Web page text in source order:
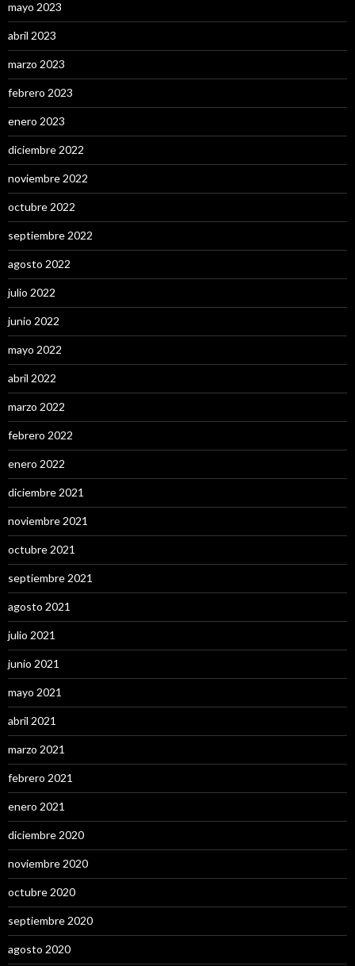
mayo 2023
abril 2023
marzo 2023
febrero 2023
enero 2023
diciembre 2022
noviembre 2022
octubre 2022
septiembre 2022
agosto 2022
julio 2022
junio 2022
mayo 2022
abril 2022
marzo 2022
febrero 2022
enero 2022
diciembre 2021
noviembre 2021
octubre 2021
septiembre 2021
agosto 2021
julio 2021
junio 2021
mayo 2021
abril 2021
marzo 2021
febrero 2021
enero 2021
diciembre 2020
noviembre 2020
octubre 2020
septiembre 2020
agosto 2020